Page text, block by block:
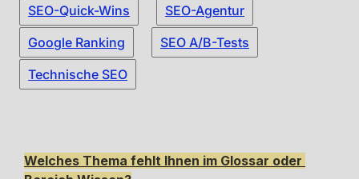
SEO-Quick-Wins
SEO-Agentur
Google Ranking
SEO A/B-Tests
Technische SEO